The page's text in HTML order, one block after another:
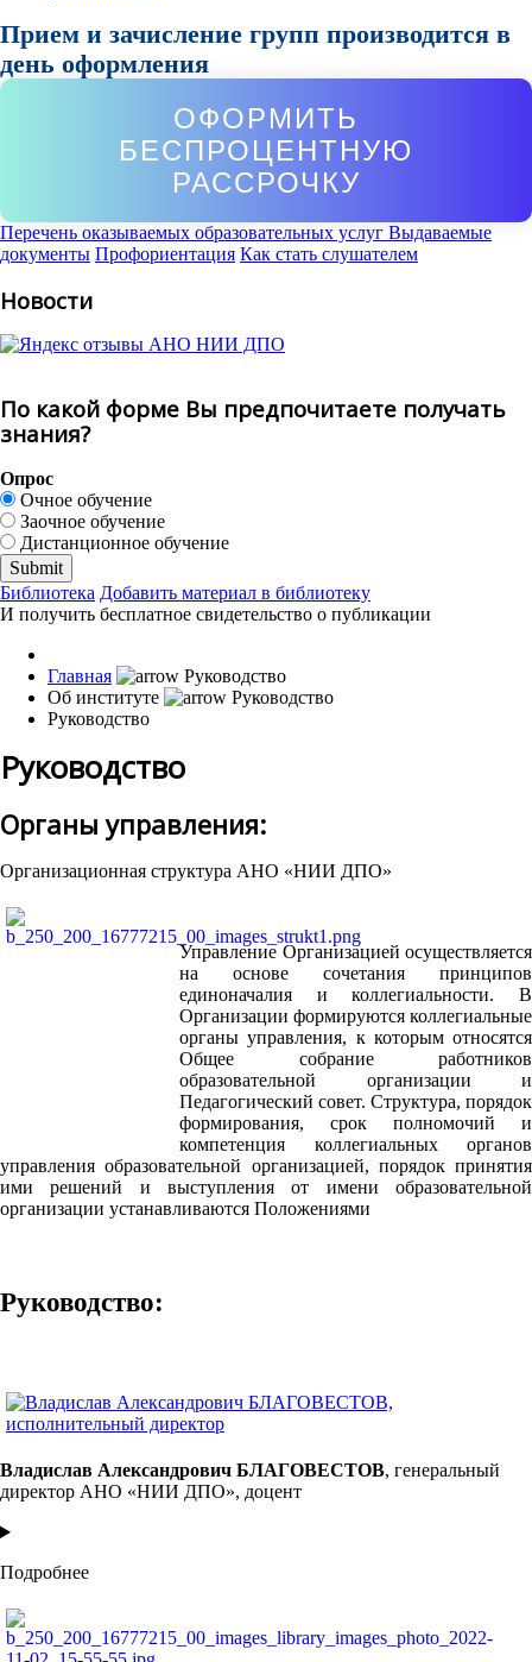
Прием и зачисление групп производится в
день оформления
ОФОРМИТЬ
БЕСПРОЦЕНТНУЮ
РАССРОЧКУ
Перечень оказываемых образовательных услуг Выдаваемые
документы Профориентация Как стать слушателем
Новости
По какой форме Вы предпочитаете получать
знания?
Опрос
Очное обучение
Заочное обучение
Дистанционное обучение
Библиотека Добавить материал в библиотеку
И получить бесплатное свидетельство о публикации
Главная
Об институте
Руководство
Руководство
Органы управления:
Организационная структура АНО «НИИ ДПО»
Управление Организацией осуществляется
на основе сочетания принципов
единоначалия и коллегиальности. В
Организации формируются коллегиальные
органы управления, к которым относятся
Общее собрание работников
образовательной организации и
Педагогический совет. Структура, порядок
формирования, срок полномочий и
компетенция коллегиальных органов
управления образовательной организацией, порядок принятия
ими решений и выступления от имени образовательной
организации устанавливаются Положениями
Руководство:
Владислав Александрович БЛАГОВЕСТОВ, генеральный
директор АНО «НИИ ДПО», доцент
Подробнее